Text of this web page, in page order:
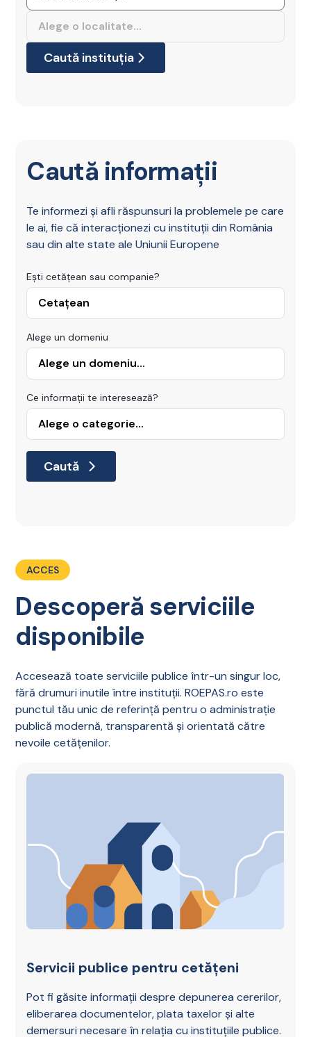
Caută instituția
Caută informații
Te informezi și afli răspunsuri la problemele pe care
le ai, fie că interacționezi cu instituții din România
sau din alte state ale Uniunii Europene
Ești cetățean sau companie?
Alege un domeniu
Ce informații te interesează?
Caută
ACCES
Descoperă serviciile
disponibile
Accesează toate serviciile publice într-un singur loc,
fără drumuri inutile între instituții. ROEPAS.ro este
punctul tău unic de referință pentru o administrație
publică modernă, transparentă și orientată către
nevoile cetățenilor.
Servicii publice pentru cetățeni
Pot fi găsite informații despre depunerea cererilor,
eliberarea documentelor, plata taxelor și alte
demersuri necesare în relația cu instituțiile publice.